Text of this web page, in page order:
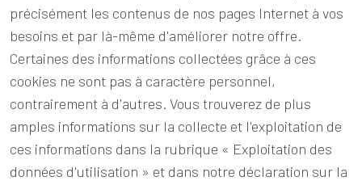
précisément les contenus de nos pages Internet à vos
besoins et par là-même d'améliorer notre offre.
Certaines des informations collectées grâce à ces
cookies ne sont pas à caractère personnel,
contrairement à d'autres. Vous trouverez de plus
amples informations sur la collecte et l'exploitation de
ces informations dans la rubrique « Exploitation des
données d'utilisation » et dans notre déclaration sur la